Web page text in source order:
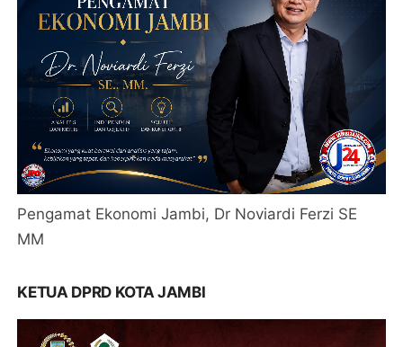
Pengamat Ekonomi Jambi, Dr Noviardi Ferzi SE
MM
KETUA DPRD KOTA JAMBI